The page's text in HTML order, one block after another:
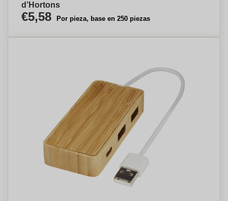
d’Hortons
€5,58 Por pieza, base en 250 piezas